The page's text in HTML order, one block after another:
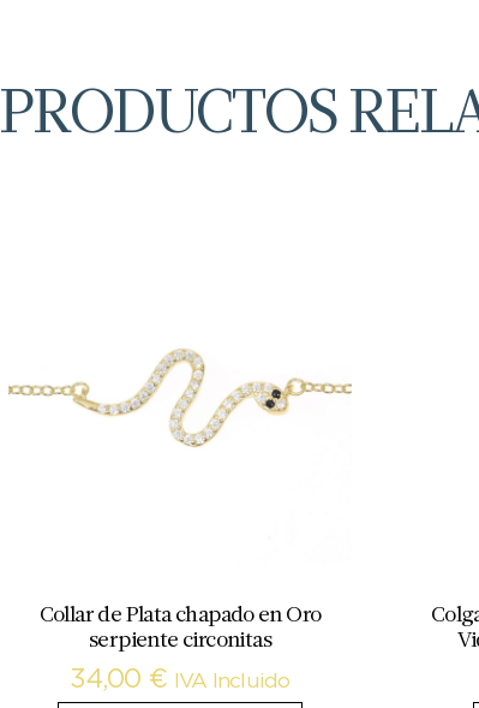
PRODUCTOS
Collar de Plata chapado en Oro
serpiente circonitas
34,00 € IVA Incluido